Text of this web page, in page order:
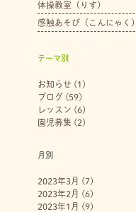
体操教室（りす）
感触あそび（こんにゃく）
テーマ別
お知らせ(1)
ブログ (59)
レッスン (6)
園児募集 (2)
月別
2023年3月 (7)
2023年2月 (6)
2023年1月 (9)